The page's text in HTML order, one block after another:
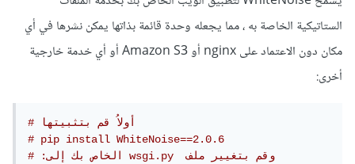
الستاتيكية الخاصة به ، مما يجعله وحدة قائمة بذاتها يمكن نشرها في أي
مكان دون الاعتماد على nginx أو Amazon S3 أو أي خدمة خارجية
أخرى:
# أولاُ قم بتثبيتها
# pip install WhiteNoise==2.0.6
# :الخاص بك إلى wsgi.py  وقم بتغيير ملف